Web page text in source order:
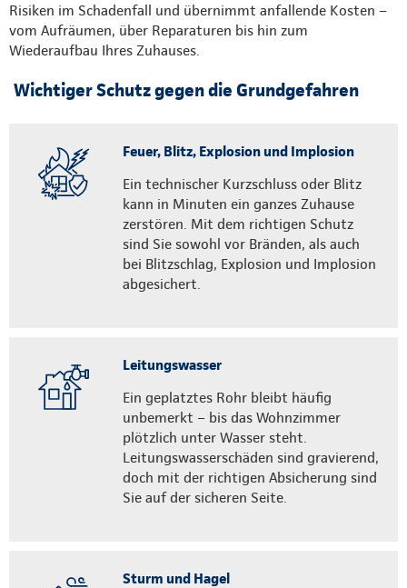
Risiken im Schadenfall und übernimmt anfallende Kosten –
vom Aufräumen, über Reparaturen bis hin zum
Wiederaufbau Ihres Zuhauses.
Wichtiger Schutz gegen die Grundgefahren
Feuer, Blitz, Explosion und Implosion
Ein technischer Kurzschluss oder Blitz
kann in Minuten ein ganzes Zuhause
zerstören. Mit dem richtigen Schutz
sind Sie sowohl vor Bränden, als auch
bei Blitzschlag, Explosion und Implosion
abgesichert.
Leitungswasser
Ein geplatztes Rohr bleibt häufig
unbemerkt – bis das Wohnzimmer
plötzlich unter Wasser steht.
Leitungswasserschäden sind gravierend,
doch mit der richtigen Absicherung sind
Sie auf der sicheren Seite.
Sturm und Hagel